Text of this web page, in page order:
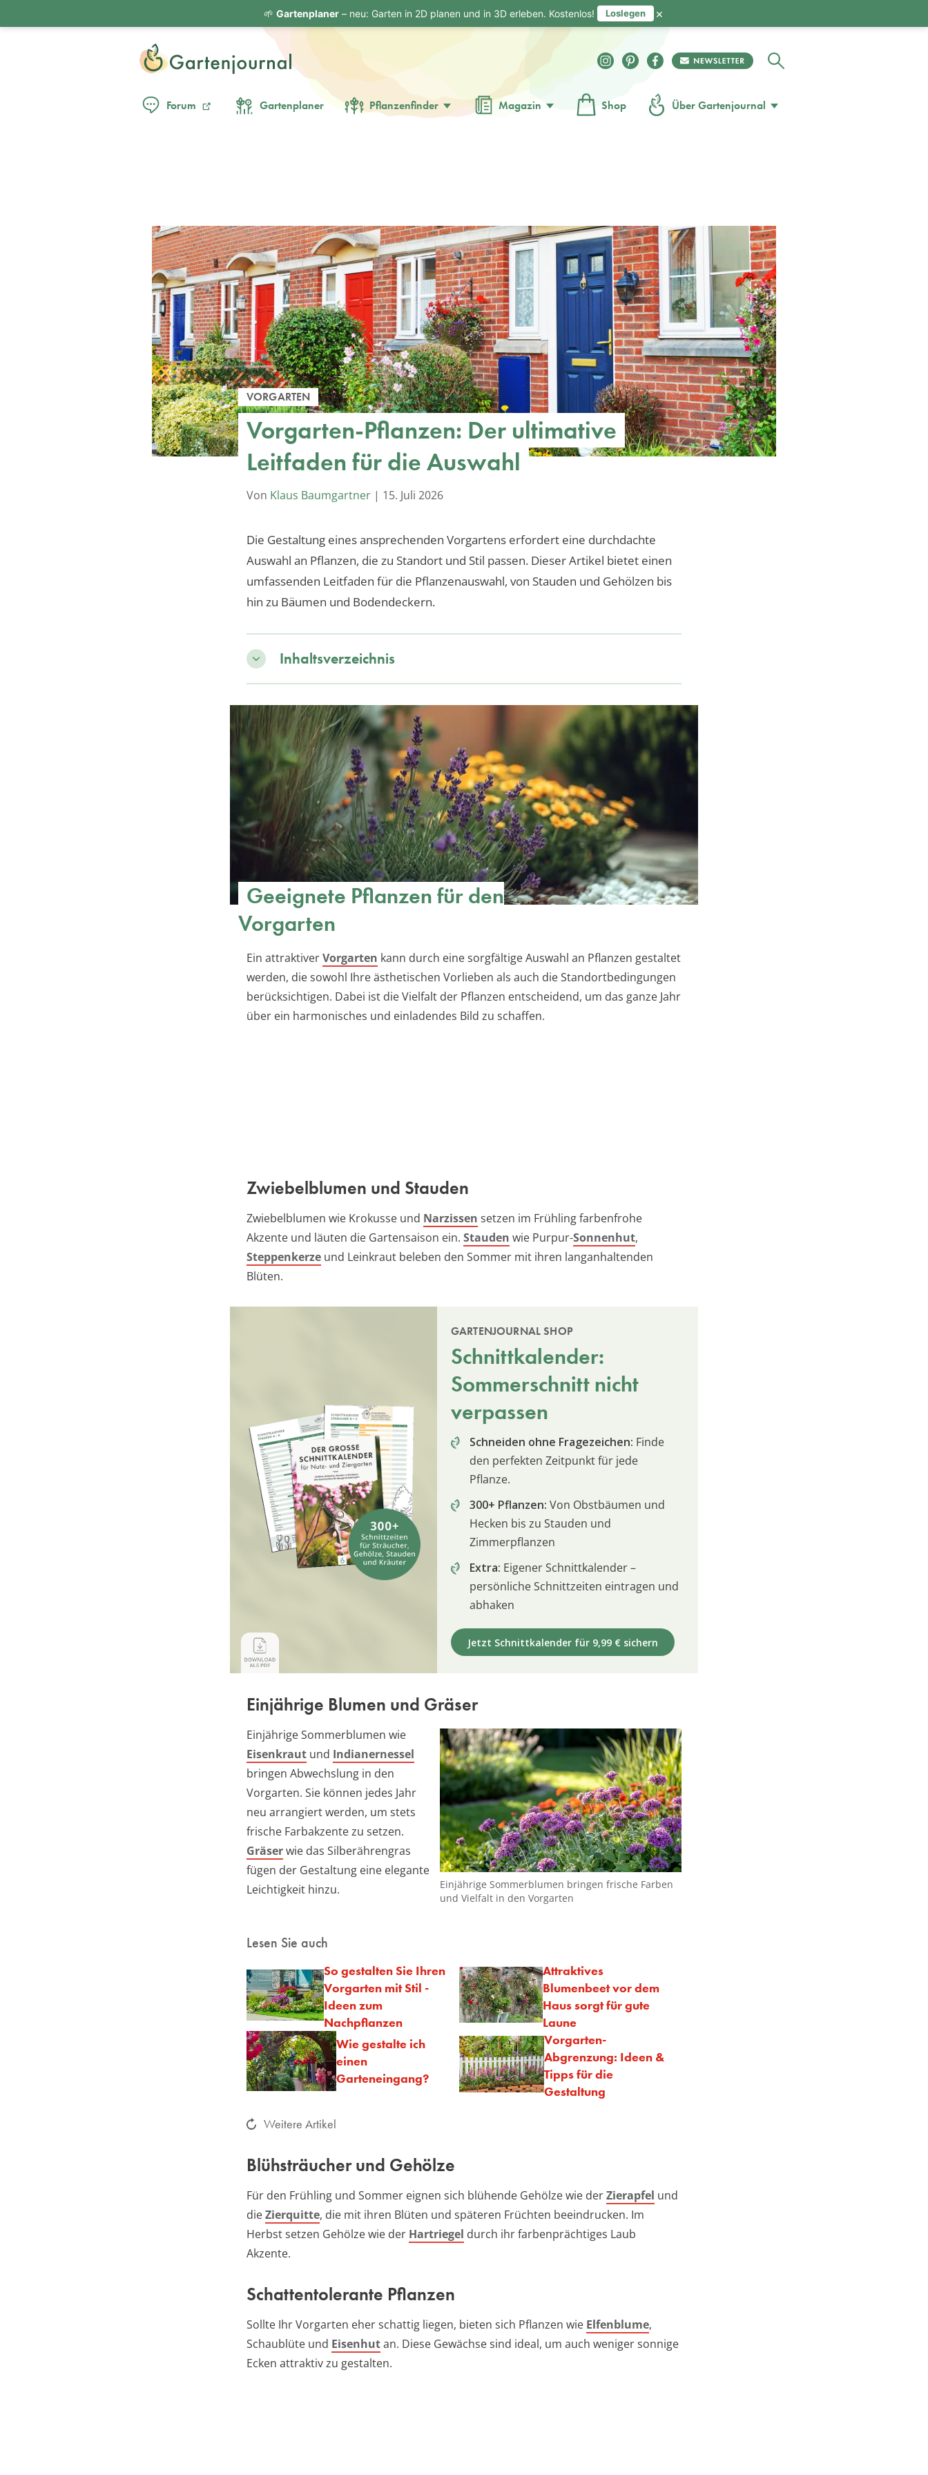
Forum Gartenplaner Pflanzenfinder Magazin Shop Über Gartenjournal
VORGARTEN
Vorgarten-Pflanzen: Der ultimative
Leitfaden für die Auswahl
Von Klaus Baumgartner | 15. Juli 2026
Die Gestaltung eines ansprechenden Vorgartens erfordert eine durchdachte
Auswahl an Pflanzen, die zu Standort und Stil passen. Dieser Artikel bietet einen
umfassenden Leitfaden für die Pflanzenauswahl, von Stauden und Gehölzen bis
hin zu Bäumen und Bodendeckern.
Inhaltsverzeichnis
Geeignete Pflanzen für den
Vorgarten
Ein attraktiverVorgarten kann durch eine sorgfältige Auswahl an Pflanzen gestaltet
werden, die sowohl Ihre ästhetischen Vorlieben als auch die Standortbedingungen
berücksichtigen. Dabei ist die Vielfalt der Pflanzen entscheidend, um das ganze Jahr
über ein harmonisches und einladendes Bild zu schaffen.
Zwiebelblumen und Stauden
Zwiebelblumen wie Krokusse und Narzissen setzen im Frühling farbenfrohe
Akzente und läuten die Gartensaison ein. Stauden wie Purpur-Sonnenhut,
Steppenkerze und Leinkraut beleben den Sommer mit ihren langanhaltenden
Blüten.
GARTENJOURNAL SHOP
Schnittkalender:
Sommerschnitt nicht
verpassen
Schneiden ohne Fragezeichen: Finde
den perfekten Zeitpunkt für jede
Pflanze.
300+ Pflanzen: Von Obstbäumen und
Hecken bis zu Stauden und
Zimmerpflanzen
Extra: Eigener Schnittkalender –
persönliche Schnittzeiten eintragen und
abhaken
Jetzt Schnittkalender für 9,99 € sichern
Einjährige Blumen und Gräser
Einjährige Sommerblumen bringen frische Farben
und Vielfalt in den Vorgarten
Einjährige Sommerblumen wie
Eisenkraut und Indianernessel
bringen Abwechslung in den
Vorgarten. Sie können jedes Jahr
neu arrangiert werden, um stets
frische Farbakzente zu setzen.
Gräserwie das Silberährengras
fügen der Gestaltung eine elegante
Leichtigkeit hinzu.
Lesen Sie auch
So gestalten Sie Ihren
Vorgarten mit Stil -
Ideen zum
Nachpflanzen
Attraktives
Blumenbeet vor dem
Haus sorgt für gute
Laune
Wie gestalte ich
einen
Garteneingang?
Vorgarten-
Abgrenzung: Ideen &
Tipps für die
Gestaltung
Weitere Artikel
Blühsträucher und Gehölze
Für den Frühling und Sommer eignen sich blühende Gehölze wie derZierapfel und
dieZierquitte, die mit ihren Blüten und späteren Früchten beeindrucken. Im
Herbst setzen Gehölze wie der Hartriegel durch ihr farbenprächtiges Laub
Akzente.
Schattentolerante Pflanzen
Sollte Ihr Vorgarten eher schattig liegen, bieten sich Pflanzen wie Elfenblume,
Schaublüte und Eisenhutan. Diese Gewächse sind ideal, um auch weniger sonnige
Ecken attraktiv zu gestalten.
🌱 Gartenplaner– neu: Garten in 2D planen und in 3D erleben. Kostenlos! Loslegen ×